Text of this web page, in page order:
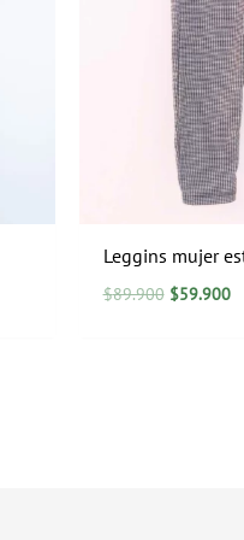
Leggins mujer
$89.900 $59.900